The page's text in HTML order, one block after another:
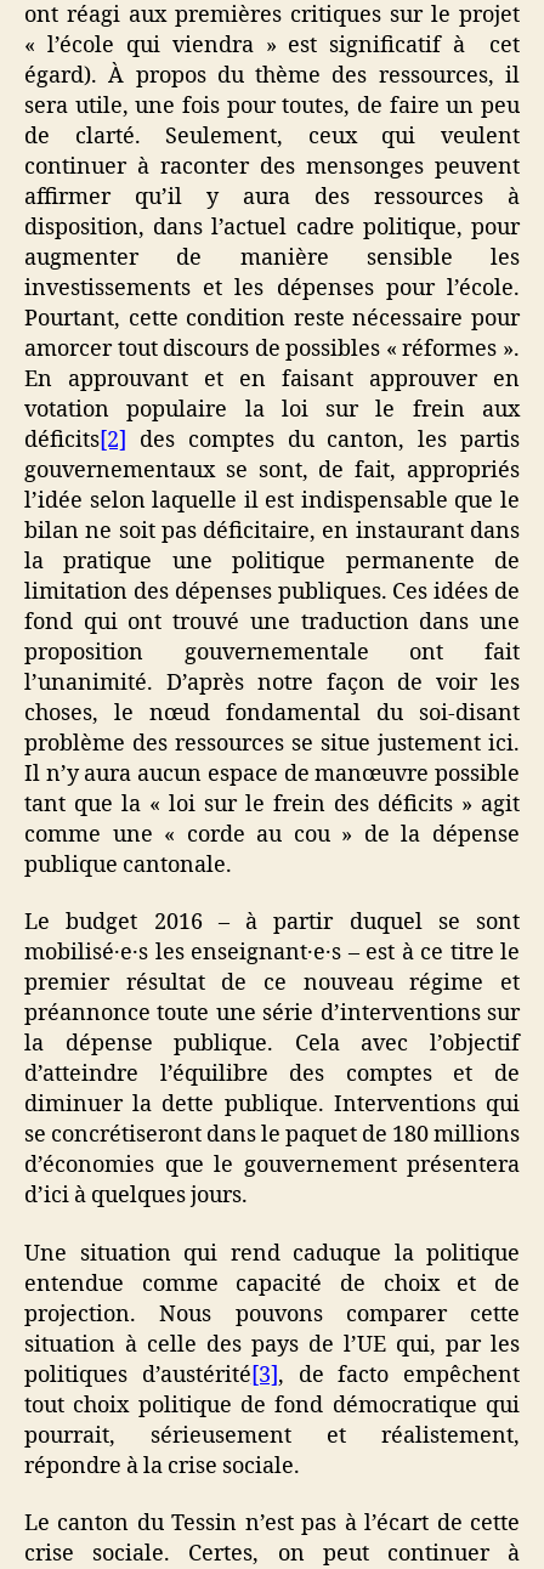
ont réagi aux premières critiques sur le projet
« l’école qui viendra » est significatif à cet
égard). À propos du thème des ressources, il
sera utile, une fois pour toutes, de faire un peu
de clarté. Seulement, ceux qui veulent
continuer à raconter des mensonges peuvent
affirmer qu’il y aura des ressources à
disposition, dans l’actuel cadre politique, pour
augmenter de manière sensible les
investissements et les dépenses pour l’école.
Pourtant, cette condition reste nécessaire pour
amorcer tout discours de possibles « réformes ».
En approuvant et en faisant approuver en
votation populaire la loi sur le frein aux
déficits[2] des comptes du canton, les partis
gouvernementaux se sont, de fait, appropriés
l’idée selon laquelle il est indispensable que le
bilan ne soit pas déficitaire, en instaurant dans
la pratique une politique permanente de
limitation des dépenses publiques. Ces idées de
fond qui ont trouvé une traduction dans une
proposition gouvernementale ont fait
l’unanimité. D’après notre façon de voir les
choses, le nœud fondamental du soi-disant
problème des ressources se situe justement ici.
Il n’y aura aucun espace de manœuvre possible
tant que la « loi sur le frein des déficits » agit
comme une « corde au cou » de la dépense
publique cantonale.
Le budget 2016 – à partir duquel se sont
mobilisé·e·s les enseignant·e·s – est à ce titre le
premier résultat de ce nouveau régime et
préannonce toute une série d’interventions sur
la dépense publique. Cela avec l’objectif
d’atteindre l’équilibre des comptes et de
diminuer la dette publique. Interventions qui
se concrétiseront dans le paquet de 180 millions
d’économies que le gouvernement présentera
d’ici à quelques jours.
Une situation qui rend caduque la politique
entendue comme capacité de choix et de
projection. Nous pouvons comparer cette
situation à celle des pays de l’UE qui, par les
politiques d’austérité[3], de facto empêchent
tout choix politique de fond démocratique qui
pourrait, sérieusement et réalistement,
répondre à la crise sociale.
Le canton du Tessin n’est pas à l’écart de cette
crise sociale. Certes, on peut continuer à